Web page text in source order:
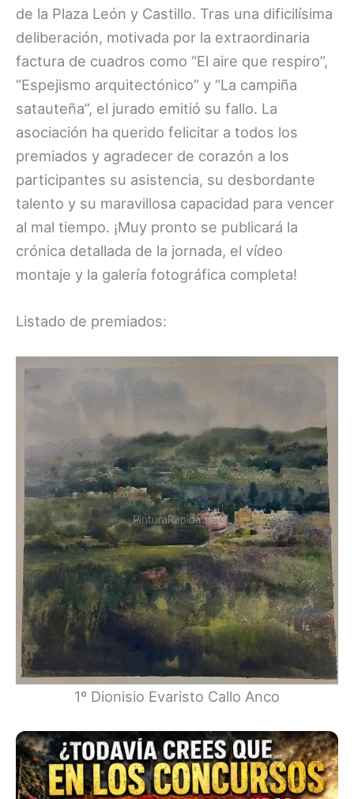
de la Plaza León y Castillo. Tras una dificilísima
deliberación, motivada por la extraordinaria
factura de cuadros como “El aire que respiro”,
“Espejismo arquitectónico” y “La campiña
satauteña”, el jurado emitió su fallo. La
asociación ha querido felicitar a todos los
premiados y agradecer de corazón a los
participantes su asistencia, su desbordante
talento y su maravillosa capacidad para vencer
al mal tiempo. ¡Muy pronto se publicará la
crónica detallada de la jornada, el vídeo
montaje y la galería fotográfica completa!
Listado de premiados:
1º Dionisio Evaristo Callo Anco